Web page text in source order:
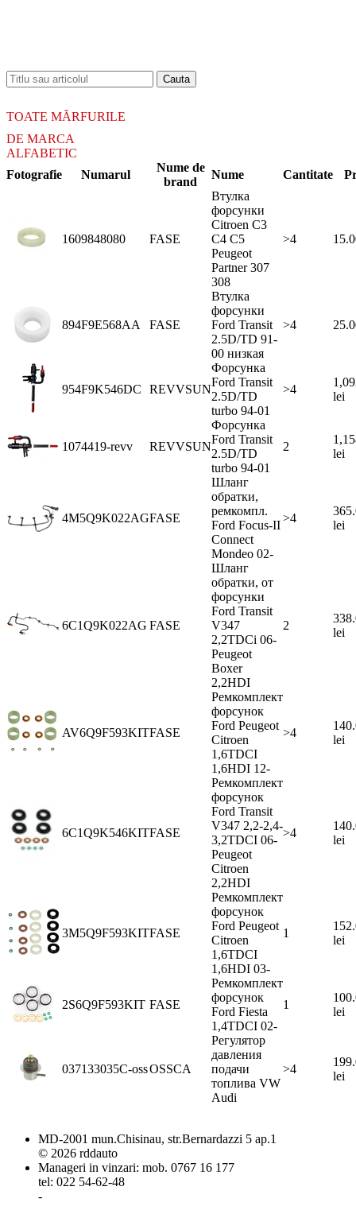
TOATE MĂRFURILE
DE MARCA
ALFABETIC
Fotografie
Numarul
Nume de
brand
Nume Cantitate
1609848080 FASE
Втулка
форсунки
Citroen C3
C4 C5
Peugeot
Partner 307
308
>4
894F9E568AA FASE
Втулка
форсунки
Ford Transit
2.5D/TD 91-
00 низкая
>4
954F9K546DC REVVSUN
Форсунка
Ford Transit
2.5D/TD
turbo 94-01
>4
lei
1074419-revv REVVSUN
Форсунка
Ford Transit
2.5D/TD
turbo 94-01
2
lei
4M5Q9K022AGFASE
Шланг
обратки,
ремкомпл.
Ford Focus-II
Connect
Mondeo 02-
>4
lei
6C1Q9K022AG FASE
Шланг
обратки, от
форсунки
Ford Transit
V347
2,2TDCi 06-
Peugeot
Boxer
2,2HDI
2
lei
AV6Q9F593KITFASE
Ремкомплект
форсунок
Ford Peugeot
Citroen
1,6TDCI
1,6HDI 12-
>4
lei
6C1Q9K546KITFASE
Ремкомплект
форсунок
Ford Transit
V347 2,2-2,4-
3,2TDCI 06-
Peugeot
Citroen
2,2HDI
>4
lei
3M5Q9F593KITFASE
Ремкомплект
форсунок
Ford Peugeot
Citroen
1,6TDCI
1,6HDI 03-
1
lei
2S6Q9F593KIT FASE
Ремкомплект
форсунок
Ford Fiesta
1,4TDCI 02-
1
lei
037133035C-ossOSSCA
Регулятор
давления
подачи
топлива VW
Audi
>4
lei
MD-2001 mun.Chisinau, str.Bernardazzi 5 ap.1
© 2026 rddauto
Manageri in vinzari: mob. 0767 16 177
tel: 022 54-62-48
-